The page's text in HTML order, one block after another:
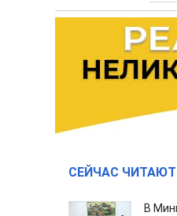
СЕЙЧАС ЧИТАЮТ
В